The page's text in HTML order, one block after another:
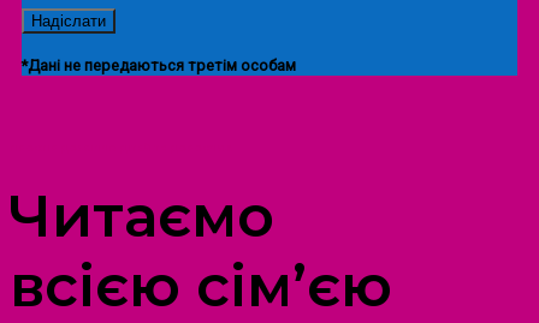
*Дані не передаються третім особам
Читаємо
всією сім’єю